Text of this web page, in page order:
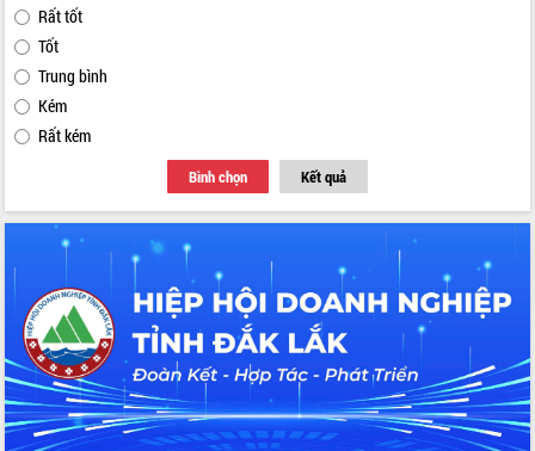
Rất tốt
Tốt
Trung bình
Kém
Rất kém
Bình chọn Kết quả